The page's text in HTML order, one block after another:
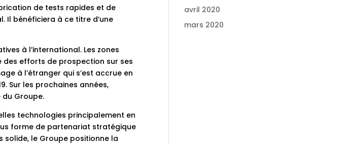
de tests rapides et de
Il bénéficiera à ce titre d’une
à l’international. Les zones
des efforts de prospection sur ses
à l’étranger qui s’est accrue en
Sur les prochaines années,
du Groupe.
technologies principalement en
forme de partenariat stratégique
solide, le Groupe positionne la
avril 2020
mars 2020